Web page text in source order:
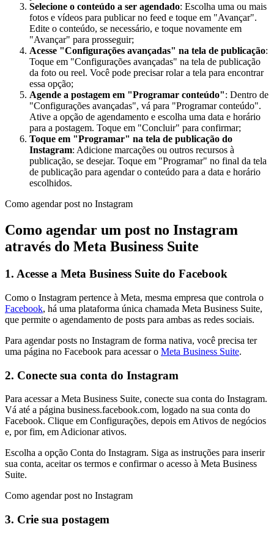
Selecione o conteúdo a ser agendado: Escolha uma ou mais
fotos e vídeos para publicar no feed e toque em "Avançar".
Edite o conteúdo, se necessário, e toque novamente em
"Avançar" para prosseguir;
Acesse "Configurações avançadas" na tela de publicação:
Toque em "Configurações avançadas" na tela de publicação
da foto ou reel. Você pode precisar rolar a tela para encontrar
essa opção;
Agende a postagem em "Programar conteúdo": Dentro de
"Configurações avançadas", vá para "Programar conteúdo".
Ative a opção de agendamento e escolha uma data e horário
para a postagem. Toque em "Concluir" para confirmar;
Toque em "Programar" na tela de publicação do
Instagram: Adicione marcações ou outros recursos à
publicação, se desejar. Toque em "Programar" no final da tela
de publicação para agendar o conteúdo para a data e horário
escolhidos.
Como agendar post no Instagram
Como agendar um post no Instagram
através do Meta Business Suite
1. Acesse a Meta Business Suite do Facebook
Como o Instagram pertence à Meta, mesma empresa que controla o
Facebook, há uma plataforma única chamada Meta Business Suite,
que permite o agendamento de posts para ambas as redes sociais.
Para agendar posts no Instagram de forma nativa, você precisa ter
uma página no Facebook para acessar o Meta Business Suite.
2. Conecte sua conta do Instagram
Para acessar a Meta Business Suite, conecte sua conta do Instagram.
Vá até a página business.facebook.com, logado na sua conta do
Facebook. Clique em Configurações, depois em Ativos de negócios
e, por fim, em Adicionar ativos.
Escolha a opção Conta do Instagram. Siga as instruções para inserir
sua conta, aceitar os termos e confirmar o acesso à Meta Business
Suite.
Como agendar post no Instagram
3. Crie sua postagem